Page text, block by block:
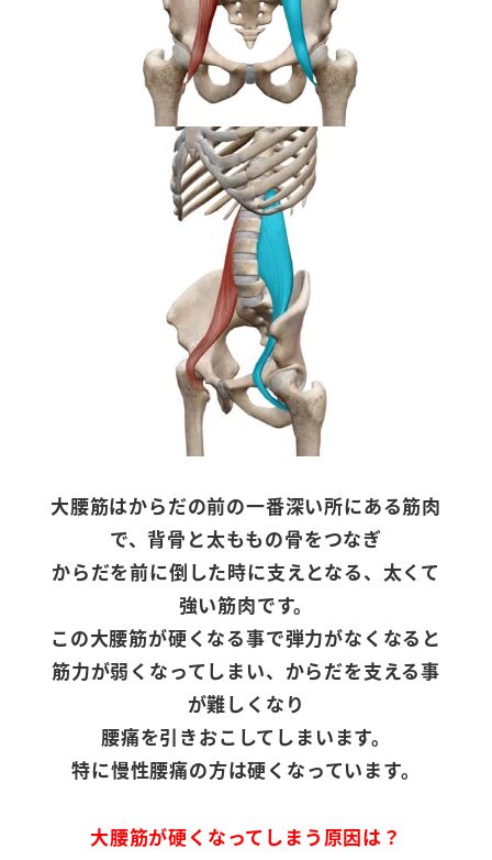
大腰筋はからだの前の一番深い所にある筋肉
で、背骨と太ももの骨をつなぎ
からだを前に倒した時に支えとなる、太くて
強い筋肉です。
この大腰筋が硬くなる事で弾力がなくなると
筋力が弱くなってしまい、からだを支える事
が難しくなり
腰痛を引きおこしてしまいます。
特に慢性腰痛の方は硬くなっています。
大腰筋が硬くなってしまう原因は？